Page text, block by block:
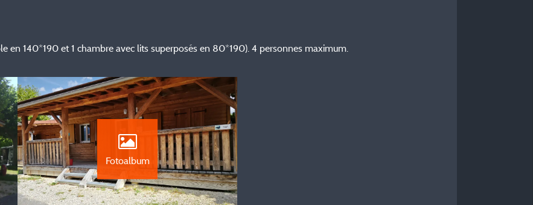
en 140*190 et 1 chambre avec lits superposés en 80*190). 4 personnes maximum.
Fotoalbum